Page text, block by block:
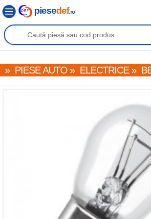
piesedef.ro
» PIESE AUTO » ELECTRICE»